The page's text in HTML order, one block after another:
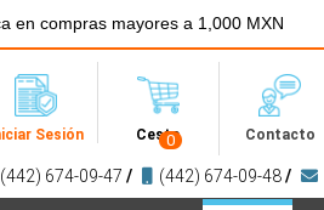
en compras mayores a 1,000 MXN
Sesión Cesta
0 Contacto
(442) 674-09-47 / (442) 674-09-48/